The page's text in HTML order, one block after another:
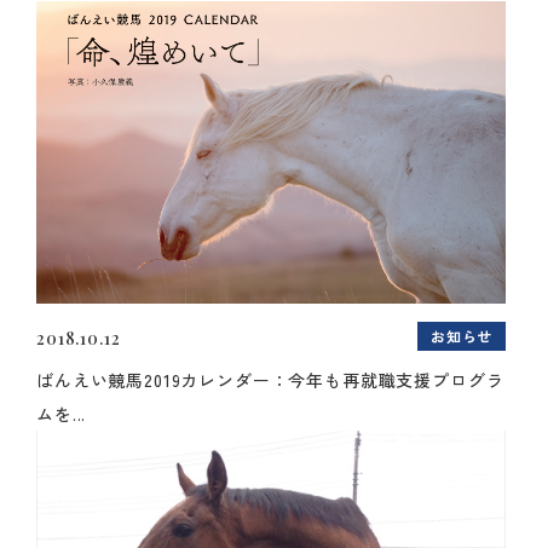
2018.10.12 お知らせ
ばんえい競馬2019カレンダー：今年も再就職支援プログラ
ムを...